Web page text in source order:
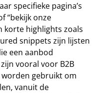
specifieke pagina’s
“bekijk onze
korte highlights zoals
snippets zijn lijsten
een aanbod
zijn vooral voor B2B
gebruikt om
vanuit de